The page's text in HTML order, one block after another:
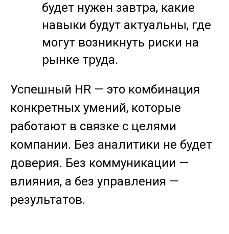
будет нужен завтра, какие
навыки будут актуальны, где
могут возникнуть риски на
рынке труда.
Успешный HR — это комбинация
конкретных умений, которые
работают в связке с целями
компании. Без аналитики не будет
доверия. Без коммуникации —
влияния, а без управления —
результатов.